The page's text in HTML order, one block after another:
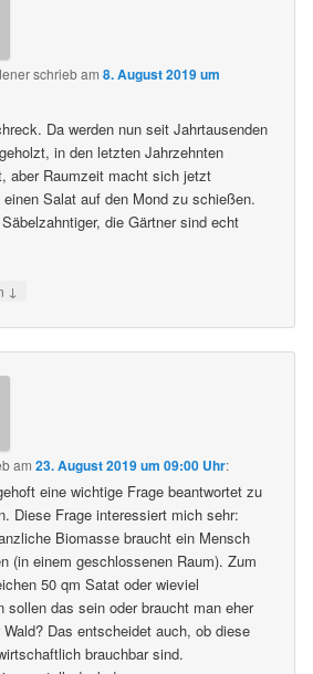
schriebam8. August 2019 um
Da werden nun seit Jahrtausenden
in den letzten Jahrzehnten
aber Raumzeit macht sich jetzt
einen Salat auf den Mond zu schießen.
die Gärtner sind echt
↓
am23. August 2019 um 09:00 Uhr:
eine wichtige Frage beantwortet zu
Diese Frage interessiert mich sehr:
Biomasse braucht ein Mensch
(in einem geschlossenen Raum). Zum
50 qm Satat oder wieviel
sollen das sein oder braucht man eher
Das entscheidet auch, ob diese
brauchbar sind.